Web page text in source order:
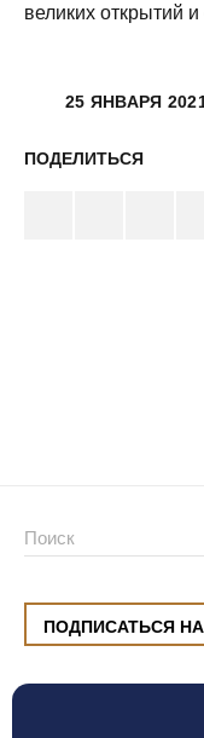
великих открытий
25 ЯНВАРЯ
ПОДЕЛИТЬСЯ
ПОДПИСАТЬСЯ
ул. Малышева, 8,